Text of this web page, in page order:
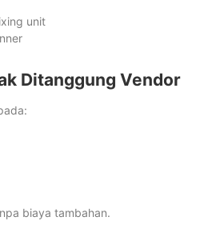
unit
Ditanggung Vendor
biaya tambahan.